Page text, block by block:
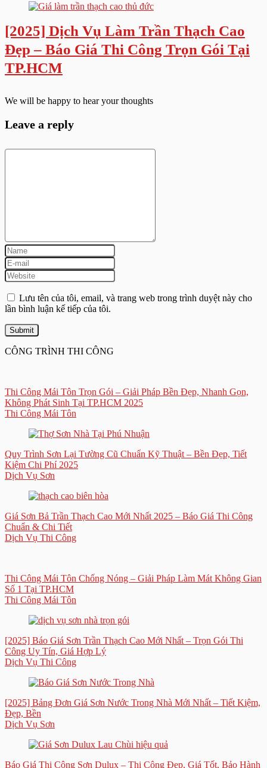
[2025] Dịch Vụ Làm Trần Thạch Cao
Đẹp – Báo Giá Thi Công Trọn Gói Tại
TP.HCM
We will be happy to hear your thoughts
Leave a reply
Lưu tên của tôi, email, và trang web trong trình duyệt này cho
lần bình luận kế tiếp của tôi.
CÔNG TRÌNH THI CÔNG
Thi Công Mái Tôn Trọn Gói – Giải Pháp Bền Đẹp, Nhanh Gọn,
Không Phát Sinh Tại TP.HCM 2025
Thi Công Mái Tôn
Quy Trình Sơn Lại Tường Cũ Chuẩn Kỹ Thuật – Bền Đẹp, Tiết
Kiệm Chi Phí 2025
Dịch Vụ Sơn
Giá Sơn Bả Trần Thạch Cao Mới Nhất 2025 – Báo Giá Thi Công
Chuẩn & Chi Tiết
Dịch Vụ Thi Công
Thi Công Mái Tôn Chống Nóng – Giải Pháp Làm Mát Không Gian
Số 1 Tại TP.HCM
Thi Công Mái Tôn
[2025] Báo Giá Sơn Trần Thạch Cao Mới Nhất – Trọn Gói Thi
Công Uy Tín, Giá Hợp Lý
Dịch Vụ Thi Công
[2025] Bảng Đơn Giá Sơn Nước Trong Nhà Mới Nhất – Tiết Kiệm,
Đẹp, Bền
Dịch Vụ Sơn
Báo Giá Thi Công Sơn Dulux – Thi Công Đẹp, Giá Tốt, Bảo Hành